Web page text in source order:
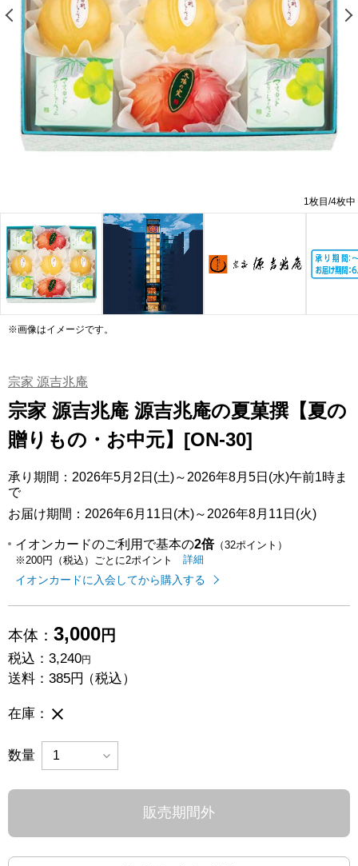
前の画像を表示する
1枚目/4枚中
※画像はイメージです。
宗家 源吉兆庵
宗家 源吉兆庵 源吉兆庵の夏菓撰【夏の
贈りもの・お中元】[ON-30]
承り期間：2026年5月2日(土)～2026年8月5日(水)午前1時ま
で
お届け期間：2026年6月11日(木)～2026年8月11日(火)
イオンカードのご利用で基本の2倍（32ポイント）
※200円（税込）ごとに2ポイント
イオンカードのご利用でたまるポイ
詳細
イオンカードに入会してから購入する
本体： 3,000円
税込： 3,240円
送料： 385円（税込）
在庫： 完売御礼
数量
販売期間外